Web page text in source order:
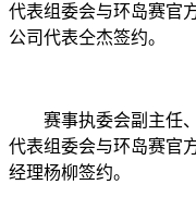
代表组委会与环岛赛官
公司代表仝杰签约。
赛事执委会副主任、
代表组委会与环岛赛官
经理杨柳签约。